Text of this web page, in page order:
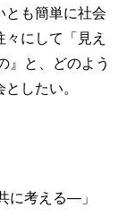
とも簡単に社会
にして「見え
』と、どのよう
したい。
に考える―」